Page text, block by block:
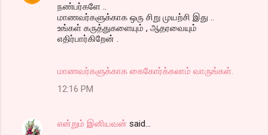
நண்பர்களே ..
மாணவர்களுக்காக ஒரு சிறு முயற்சி இது ..
உங்கள் கருத்துகளையும் , ஆதரவையும்
எதிர்பார்கிறேன் .
மாணவர்களுக்காக கைகோர்க்கலாம் வாருங்கள்.
12:16 PM
என்றும் இனியவன் said…